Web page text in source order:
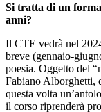
Si tratta di un
anni?
Il CTE vedrà nel
breve (gennaio-
poesia. Oggetto del
Fabiano Alborghetti,
questa volta
il corso riprenderà